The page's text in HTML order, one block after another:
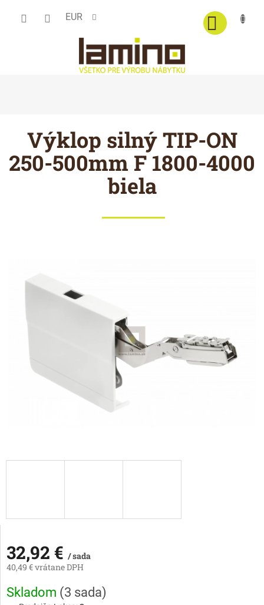
EUR
Výklop silný TIP-ON
250-500mm F 1800-4000
biela
32,92 € / sada
40,49 € vrátane DPH
Jednotková
cena:
Skladom (3 sada)